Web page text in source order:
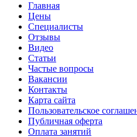
Главная
Цены
Специалисты
Отзывы
Видео
Статьи
Частые вопросы
Вакансии
Контакты
Карта сайта
Пользовательское
Публичная оферта
Оплата занятий